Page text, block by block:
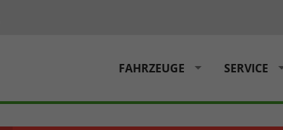
FAHRZEUGE SERVICE